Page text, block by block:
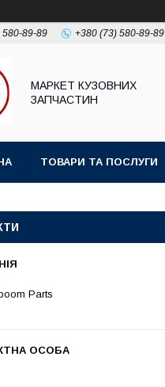
580-89-89 +380 (73) 580-89-89
МАРКЕТ КУЗОВНИХ
ЗАПЧАСТИН
ТОВАРИ ТА ПОСЛУГИ
Parts